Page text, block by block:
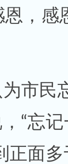
，感
市民
“忘
正面